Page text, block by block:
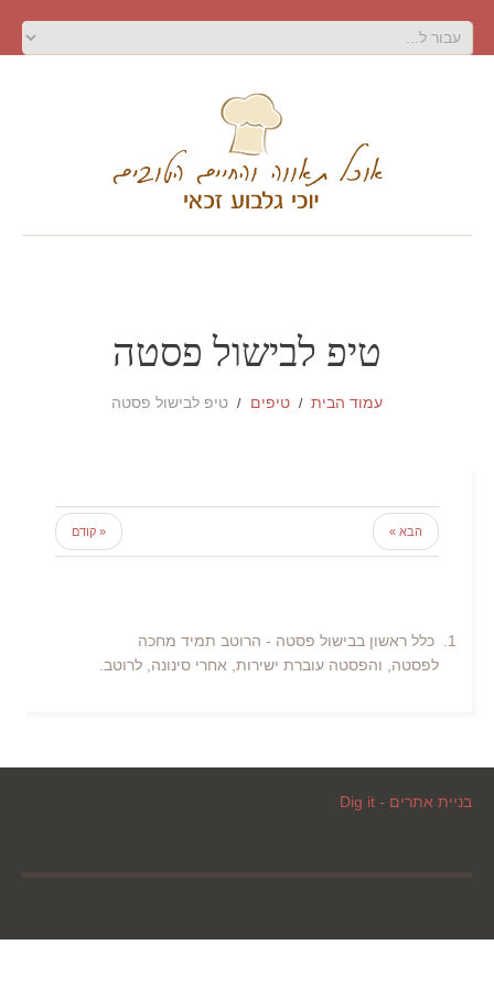
טיפ לבישול פסטה
עמוד הבית טיפים טיפ לבישול פסטה
« קודם הבא »
כלל ראשון בבישול פסטה - הרוטב תמיד מחכה
לפסטה, והפסטה עוברת ישירות, אחרי סינונה, לרוטב.
בניית אתרים - Dig it